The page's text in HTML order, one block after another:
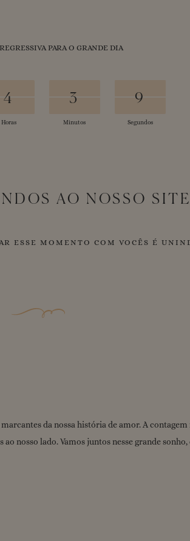
PARA O GRANDE DIA
4
5
4
Horas
3
4
3
Minutos
7
8
7
Segundos
AO NOSSO
ESSE MOMENTO COM VOCÊS É
da nossa história de amor. A
nosso lado. Vamos juntos nesse grande